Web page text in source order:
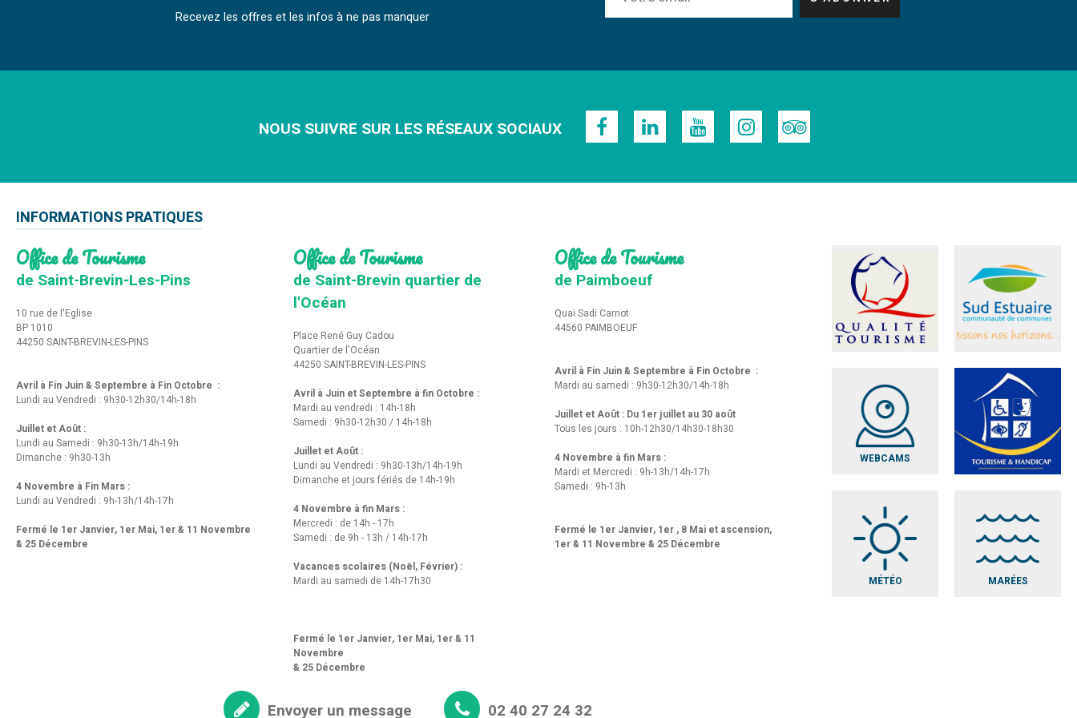
Recevez les offres et les infos à ne pas manquer
NOUS SUIVRE SUR LES RÉSEAUX SOCIAUX
INFORMATIONS PRATIQUES
Office de Tourisme
de Saint-Brevin-Les-Pins
10 rue de l'Eglise
BP 1010
44250 SAINT-BREVIN-LES-PINS
Avril à Fin Juin & Septembre à Fin Octobre :
Lundi au Vendredi : 9h30-12h30/14h-18h
Juillet et Août :
Lundi au Samedi : 9h30-13h/14h-19h
Dimanche : 9h30-13h
4 Novembre à Fin Mars :
Lundi au Vendredi : 9h-13h/14h-17h
Fermé le 1er Janvier, 1er Mai, 1er & 11 Novembre
& 25 Décembre
Office de Tourisme
de Saint-Brevin quartier de
l'Océan
Place René Guy Cadou
Quartier de l'Océan
44250 SAINT-BREVIN-LES-PINS
Avril à Juin et Septembre à fin Octobre :
Mardi au vendredi : 14h-18h
Samedi : 9h30-12h30 / 14h-18h
Juillet et Août :
Lundi au Vendredi : 9h30-13h/14h-19h
Dimanche et jours fériés de 14h-19h
4 Novembre à fin Mars :
Mercredi : de 14h - 17h
Samedi : de 9h - 13h / 14h-17h
Vacances scolaires (Noël, Février) :
Mardi au samedi de 14h-17h30
Fermé le 1er Janvier, 1er Mai, 1er & 11
Novembre
& 25 Décembre
Office de Tourisme
de Paimboeuf
Quai Sadi Carnot
44560 PAIMBOEUF
Avril à Fin Juin & Septembre à Fin Octobre :
Mardi au samedi : 9h30-12h30/14h-18h
Juillet et Août : Du 1er juillet au 30 août
Tous les jours : 10h-12h30/14h30-18h30
4 Novembre à fin Mars :
Mardi et Mercredi : 9h-13h/14h-17h
Samedi : 9h-13h
Fermé le 1er Janvier, 1er , 8 Mai et ascension,
1er & 11 Novembre & 25 Décembre
WEBCAMS
MÉTÉO MARÉES
Envoyer un message 02 40 27 24 32